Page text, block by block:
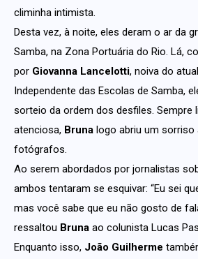
climinha intimista.
Desta vez, à noite, eles deram o ar da
Samba, na Zona Portuária do Rio. Lá,
por Giovanna Lancelotti, noiva do
Independente das Escolas de Samba,
sorteio da ordem dos desfiles. Sempre
atenciosa, Bruna logo abriu um sorriso
fotógrafos.
Ao serem abordados por jornalistas
ambos tentaram se esquivar: “Eu sei
mas você sabe que eu não gosto de
ressaltou Bruna ao colunista Lucas
Enquanto isso, João Guilherme